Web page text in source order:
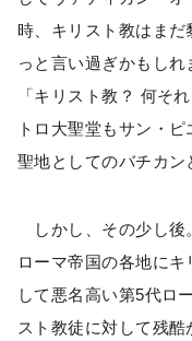
時、キリスト教はまだ
っと言い過ぎかもし
「キリスト教？ 何そ
トロ大聖堂もサン・
聖地としてのバチカン
しかし、その少し後
ローマ帝国の各地に
して悪名高い第5代ロ
スト教徒に対して残